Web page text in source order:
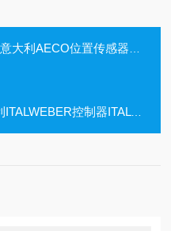
AECO位置传感器AECO反射器
控制器ITALWEBER凸轮开关